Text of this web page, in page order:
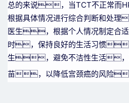
总的来说，当TCT不正常
根据具体情况进行综合判断和处
医生，根据个人情况制定合
时，保持良好的生活习惯
生，避免不洁性生活，
苗，以降低宫颈癌的风险